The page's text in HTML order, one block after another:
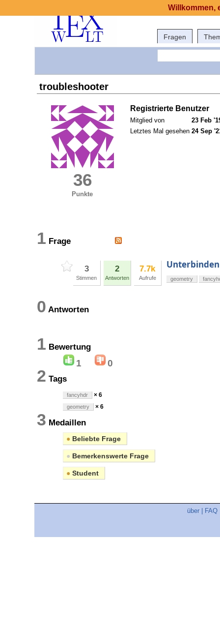
Fragen
troubleshooter
36
Punkte
Registrierte Benutzer
Mitglied von
23 Feb
Letztes Mal gesehen 24 Sep
1 Frage
3
Stimmen
2
Antworten
7.7k
Aufrufe geometry
0 Antworten
1 Bewertung
1 0
2 Tags
fancyhdr × 6
geometry × 6
3 Medaillen
● Beliebte Frage
● Bemerkenswerte Frage
● Student
über FAQ
Willkommen,